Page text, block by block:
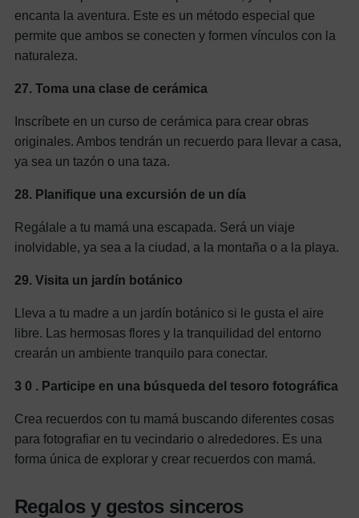
encanta la aventura. Este es un método especial que
permite que ambos se conecten y formen vínculos con la
naturaleza.
27. Toma una clase de cerámica
Inscríbete en un curso de cerámica para crear obras
originales. Ambos tendrán un recuerdo para llevar a casa,
ya sea un tazón o una taza.
28. Planifique una excursión de un día
Regálale a tu mamá una escapada. Será un viaje
inolvidable, ya sea a la ciudad, a la montaña o a la playa.
29. Visita un jardín botánico
Lleva a tu madre a un jardín botánico si le gusta el aire
libre. Las hermosas flores y la tranquilidad del entorno
crearán un ambiente tranquilo para conectar.
3 0 . Participe en una búsqueda del tesoro fotográfica
Crea recuerdos con tu mamá buscando diferentes cosas
para fotografiar en tu vecindario o alrededores. Es una
forma única de explorar y crear recuerdos con mamá.
Regalos y gestos sinceros